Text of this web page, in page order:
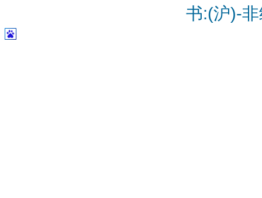
书:(沪)-